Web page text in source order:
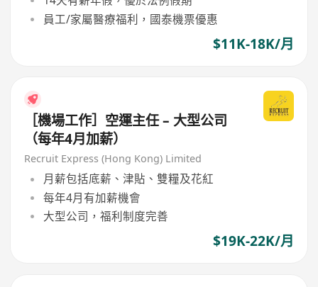
員工/家屬醫療福利，國泰機票優惠
$11K-18K/月
［機場工作］空運主任 – 大型公司
（每年4月加薪）
Recruit Express (Hong Kong) Limited
月薪包括底薪、津貼、雙糧及花紅
每年4月有加薪機會
大型公司，福利制度完善
$19K-22K/月